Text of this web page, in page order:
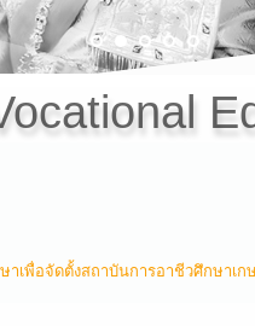
เพื่อจัดตั้งสถาบันการอาชีวศึกษาเก